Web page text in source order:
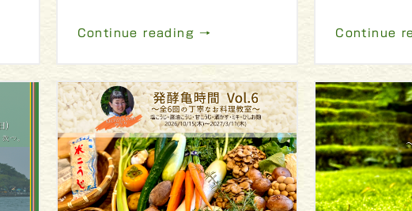
Continue reading → Continue